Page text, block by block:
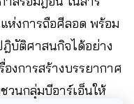
ห่งการถือศีลอด พร้อม
ฎิบัติศาสนกิจได้อย่าง
งการสร้างบรรยากาศ
วนกลุ่มบีอาร์เอ็นให้